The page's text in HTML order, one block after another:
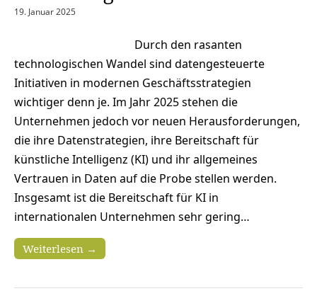
19. Januar 2025
Durch den rasanten
technologischen Wandel sind datengesteuerte
Initiativen in modernen Geschäftsstrategien
wichtiger denn je. Im Jahr 2025 stehen die
Unternehmen jedoch vor neuen Herausforderungen,
die ihre Datenstrategien, ihre Bereitschaft für
künstliche Intelligenz (KI) und ihr allgemeines
Vertrauen in Daten auf die Probe stellen werden.
Insgesamt ist die Bereitschaft für KI in
internationalen Unternehmen sehr gering…
Weiterlesen →